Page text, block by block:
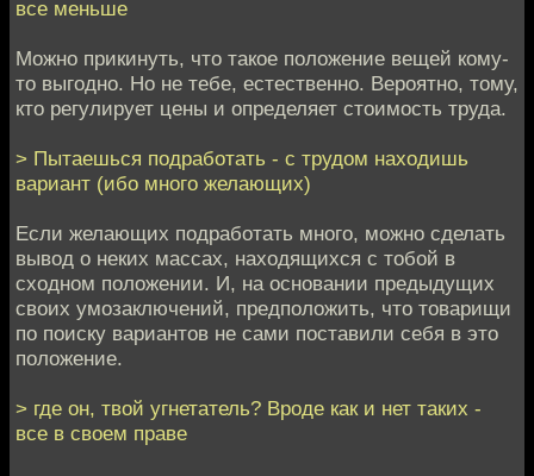
все меньше
Можно прикинуть, что такое положение вещей кому-
то выгодно. Но не тебе, естественно. Вероятно, тому,
кто регулирует цены и определяет стоимость труда.
> Пытаешься подработать - с трудом находишь
вариант (ибо много желающих)
Если желающих подработать много, можно сделать
вывод о неких массах, находящихся с тобой в
сходном положении. И, на основании предыдущих
своих умозаключений, предположить, что товарищи
по поиску вариантов не сами поставили себя в это
положение.
> где он, твой угнетатель? Вроде как и нет таких -
все в своем праве